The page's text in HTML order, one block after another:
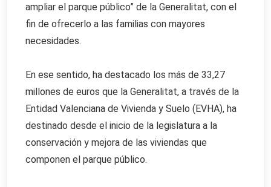
ampliar el parque público” de la Generalitat, con el
fin de ofrecerlo a las familias con mayores
necesidades.
En ese sentido, ha destacado los más de 33,27
millones de euros que la Generalitat, a través de la
Entidad Valenciana de Vivienda y Suelo (EVHA), ha
destinado desde el inicio de la legislatura a la
conservación y mejora de las viviendas que
componen el parque público.